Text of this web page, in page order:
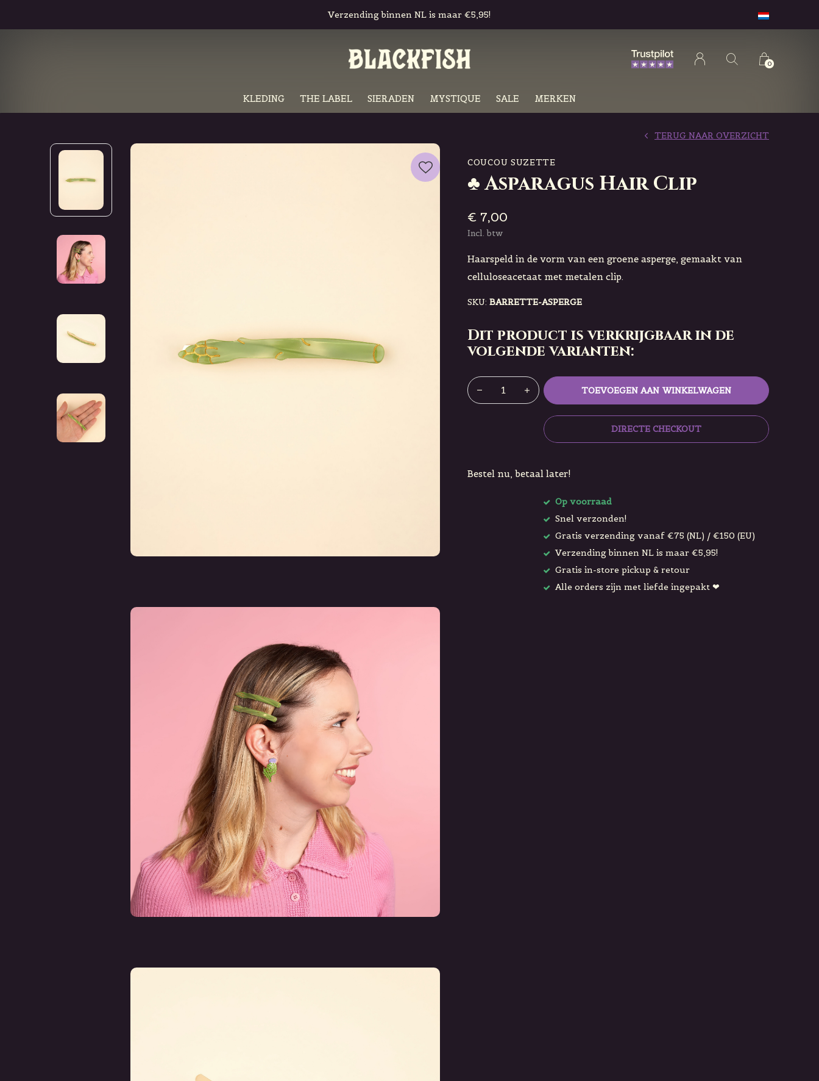
KLEDING THE LABEL SIERADEN MYSTIQUE SALE MERKEN
0
Verzending binnen NL is maar €5,95!
COUCOU SUZETTE
♣ Asparagus Hair Clip
TERUG NAAR OVERZICHT
€ 7,00
Incl. btw
Haarspeld in de vorm van een groene asperge, gemaakt van
celluloseacetaat met metalen clip.
SKU: BARRETTE-ASPERGE
Dit product is verkrijgbaar in de
volgende varianten:
TOEVOEGEN AAN WINKELWAGEN
DIRECTE CHECKOUT
Bestel nu, betaal later!
Op voorraad
Snel verzonden!
Gratis verzending vanaf €75 (NL) / €150 (EU)
Verzending binnen NL is maar €5,95!
Gratis in-store pickup & retour
Alle orders zijn met liefde ingepakt ❤